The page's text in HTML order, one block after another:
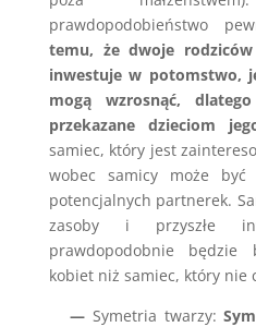
prawdopodobieństwo
temu, że dwoje
inwestuje w potomstwo,
mogą wzrosnąć,
przekazane dzieciom
samiec, który jest
wobec samicy może
potencjalnych partnerek.
zasoby i przyszłe
prawdopodobnie będzie
kobiet niż samiec, który nie
— Symetria twarzy: